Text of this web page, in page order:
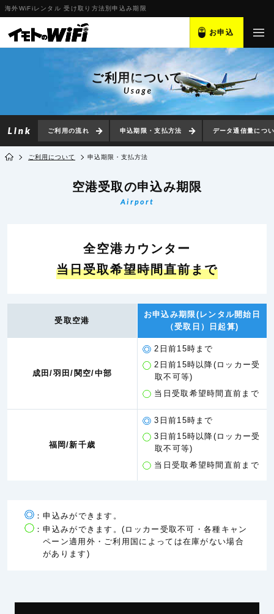
海外WiFiレンタル 受け取り方法別申込み期限
お申込
ご利用について
ご利用の流れ 申込期限・支払方法 データ通信量につ
ご利用について 申込期限・支払方法
空港受取の申込み期限
Airport
全空港カウンター
当日受取希望時間直前まで
受取空港
お申込み期限(レンタル開始日
（受取日）日起算)
成田/羽田/関空/中部
2日前15時まで
2日前15時以降(ロッカー受
取不可等)
当日受取希望時間直前まで
福岡/新千歳
3日前15時まで
3日前15時以降(ロッカー受
取不可等)
当日受取希望時間直前まで
：申込みができます。
：申込みができます。(ロッカー受取不可・各種キャン
ペーン適用外・ご利用国によっては在庫がない場合
があります)